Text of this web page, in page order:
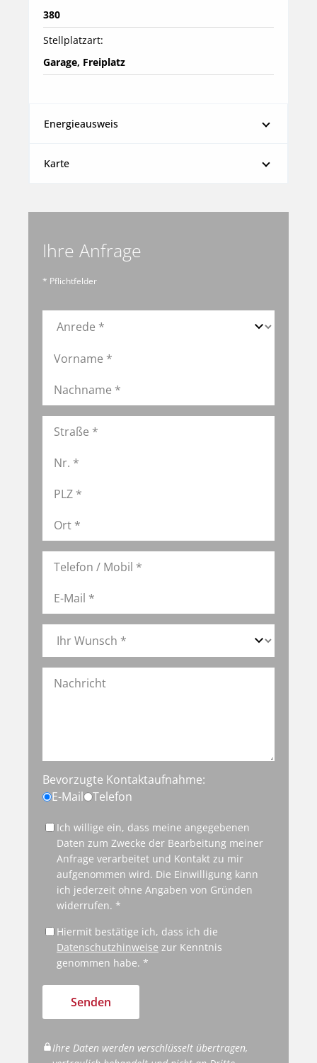
380
Stellplatzart:
Garage, Freiplatz
Energieausweis
Karte
Ihre Anfrage
* Pflichtfelder
Bevorzugte Kontaktaufnahme:
E-Mail
Telefon
Ich willige ein, dass meine angegebenen
Daten zum Zwecke der Bearbeitung meiner
Anfrage verarbeitet und Kontakt zu mir
aufgenommen wird. Die Einwilligung kann
ich jederzeit ohne Angaben von Gründen
widerrufen. *
Hiermit bestätige ich, dass ich die
Datenschutzhinweise zur Kenntnis
genommen habe. *
Senden
Ihre Daten werden verschlüsselt übertragen,